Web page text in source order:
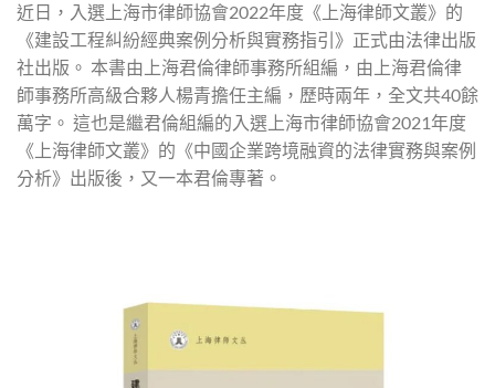
近日，入選上海市律師協會2022年度《上海律師文叢》的
《建設工程糾紛經典案例分析與實務指引》正式由法律出版
社出版。 本書由上海君倫律師事務所組編，由上海君倫律
師事務所高級合夥人楊青擔任主編，歷時兩年，全文共40餘
萬字。 這也是繼君倫組編的入選上海市律師協會2021年度
《上海律師文叢》的《中國企業跨境融資的法律實務與案例
分析》出版後，又一本君倫專著。